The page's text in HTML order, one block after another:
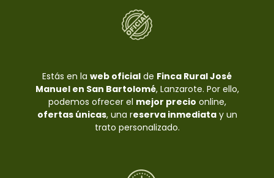
Estás en la web oficial de Finca Rural José
Manuel en San Bartolomé, Lanzarote. Por ello,
podemos ofrecer el mejor precio online,
ofertas únicas, una reserva inmediatay un
trato personalizado.